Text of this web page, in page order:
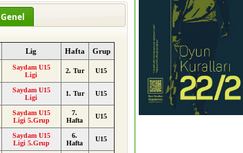
Genel
Lig Hafta Grup
Saydam U15
Ligi
2. Tur U15
Saydam U15
Ligi
1. Tur U15
Saydam U15
Ligi 5.Grup
7.
Hafta
U15
Saydam U15
Ligi 5.Grup
6.
Hafta
U15